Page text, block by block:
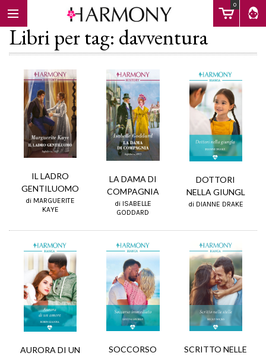
0
EBOOK
Libri per tag: davventura
IL LADRO
GENTILUOMO
di MARGUERITE
KAYE
LA DAMA DI
COMPAGNIA
di ISABELLE
GODDARD
DOTTORI
NELLA GIUNGL
di DIANNE DRAKE
AURORA DI UN
SOCCORSO
SCRITTO NELLE